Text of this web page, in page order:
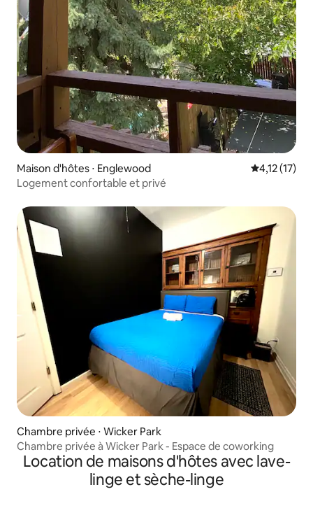
Maison d'hôtes ⋅ Englewood Évaluation
4,12 (17)
Logement confortable et privé
Chambre privée ⋅ Wicker Park
Chambre privée à Wicker Park - Espace de coworking
Location de maisons d'hôtes avec lave-
linge et sèche-linge